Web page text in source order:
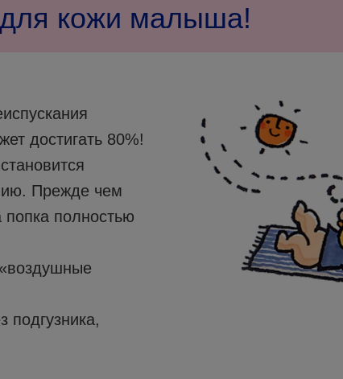
для кожи малыша!
достигать 80%!
Прежде чем
попка полностью
подгузника,